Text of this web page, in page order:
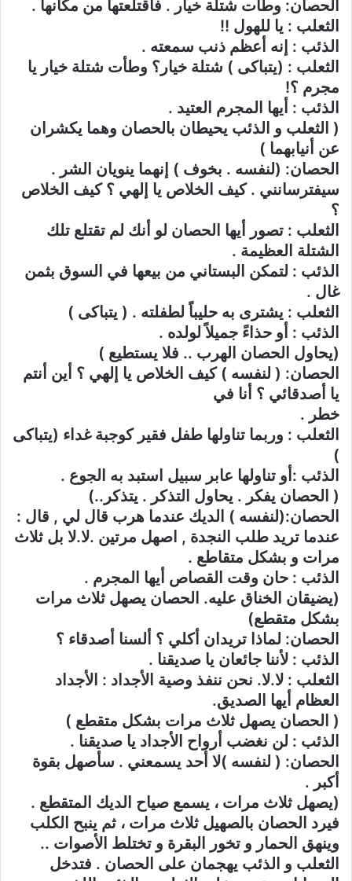
الحصان: وطأت شتلة خيار . فاقتلعتها من مكانها .
الثعلب : يا للهول !!
الذئب : إنه أعظم ذنب سمعته .
الثعلب : (يتباكى ) شتلة خيار؟ وطأت شتلة خيار يا
مجرم ؟!
الذئب : أيها المجرم العتيد .
( الثعلب و الذئب يحيطان بالحصان وهما يكشران
عن أنيابهما )
الحصان: (لنفسه . بخوف ) إنهما ينويان الشر .
سيفترسانني . كيف الخلاص يا إلهي ؟ كيف الخلاص
؟
الثعلب : تصور أيها الحصان لو أنك لم تقتلع تلك
الشتلة العظيمة .
الذئب : لتمكن البستاني من بيعها في السوق بثمن
غال .
الثعلب : يشترى به حليباً لطفلته . ( يتباكى )
الذئب : أو حذاءً جميلاً لولده .
(يحاول الحصان الهرب .. فلا يستطيع )
الحصان: ( لنفسه ) كيف الخلاص يا إلهي ؟ أين أنتم
يا أصدقائي ؟ أنا في
خطر .
الثعلب : وربما تناولها طفل فقير كوجبة غداء (يتباكى
)
الذئب :أو تناولها عابر سبيل استبد به الجوع .
( الحصان يفكر . يحاول التذكر . يتذكر..)
الحصان:(لنفسه ) الديك عندما هرب قال لي , قال :
عندما تريد طلب النجدة , اصهل مرتين .لا.لا بل ثلاث
مرات و بشكل متقاطع .
الذئب : حان وقت القصاص أيها المجرم .
(يضيقان الخناق عليه. الحصان يصهل ثلاث مرات
بشكل متقطع)
الحصان: لماذا تريدان أكلي ؟ ألسنا أصدقاء ؟
الذئب : لأننا جائعان يا صديقنا .
الثعلب : لا.لا. نحن ننفذ وصية الأجداد : الأجداد
العظام أيها الصديق.
( الحصان يصهل ثلاث مرات بشكل متقطع )
الذئب : لن نغضب أرواح الأجداد يا صديقنا .
الحصان: ( لنفسه )لا أحد يسمعني . سأصهل بقوة
أكبر .
(يصهل ثلاث مرات ، يسمع صياح الديك المتقطع .
فيرد الحصان بالصهيل ثلاث مرات ، ثم ينبح الكلب
وينهق الحمار و تخور البقرة و تختلط الأصوات ..
الثعلب و الذئب يهجمان على الحصان . فتدخل